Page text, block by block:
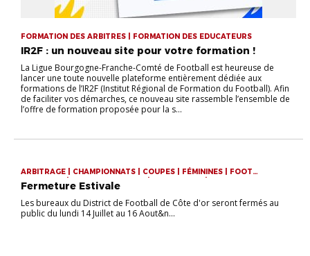
FORMATION DES ARBITRES | FORMATION DES EDUCATEURS
IR2F : un nouveau site pour votre formation !
La Ligue Bourgogne-Franche-Comté de Football est heureuse de
lancer une toute nouvelle plateforme entièrement dédiée aux
formations de l’IR2F (Institut Régional de Formation du Football). Afin
de faciliter vos démarches, ce nouveau site rassemble l’ensemble de
l’offre de formation proposée pour la s...
ARBITRAGE | CHAMPIONNATS | COUPES | FÉMININES | FOOT
ANIMATION | FOOT ENTREPRISE | FOOT LOISIR | FORMATION DES
ARBITRES | FORMATION DES EDUCATEURS | FUTSAL | LABEL | P.E.F
Fermeture Estivale
Les bureaux du District de Football de Côte d'or seront fermés au
public du lundi 14 Juillet au 16 Aout&n...